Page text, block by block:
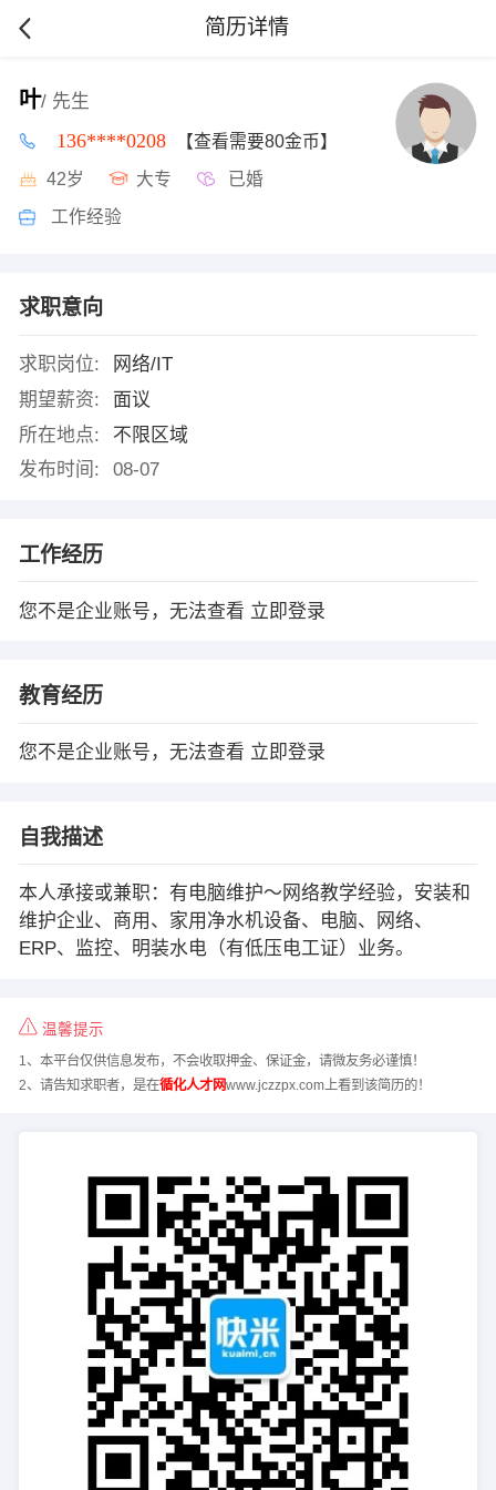
简历详情
叶/ 先生
136****0208 【查看需要80金币】
42岁 大专 已婚
工作经验
求职意向
求职岗位:
网络/IT
期望薪资:
面议
所在地点:
不限区域
发布时间:
08-07
工作经历
您不是企业账号，无法查看 立即登录
教育经历
您不是企业账号，无法查看 立即登录
自我描述
本人承接或兼职：有电脑维护～网络教学经验，安装和
维护企业、商用、家用净水机设备、电脑、网络、
ERP、监控、明装水电（有低压电工证）业务。
温馨提示
1、本平台仅供信息发布，不会收取押金、保证金，请微友务必谨慎！
2、请告知求职者，是在循化人才网www.jczzpx.com上看到该简历的！